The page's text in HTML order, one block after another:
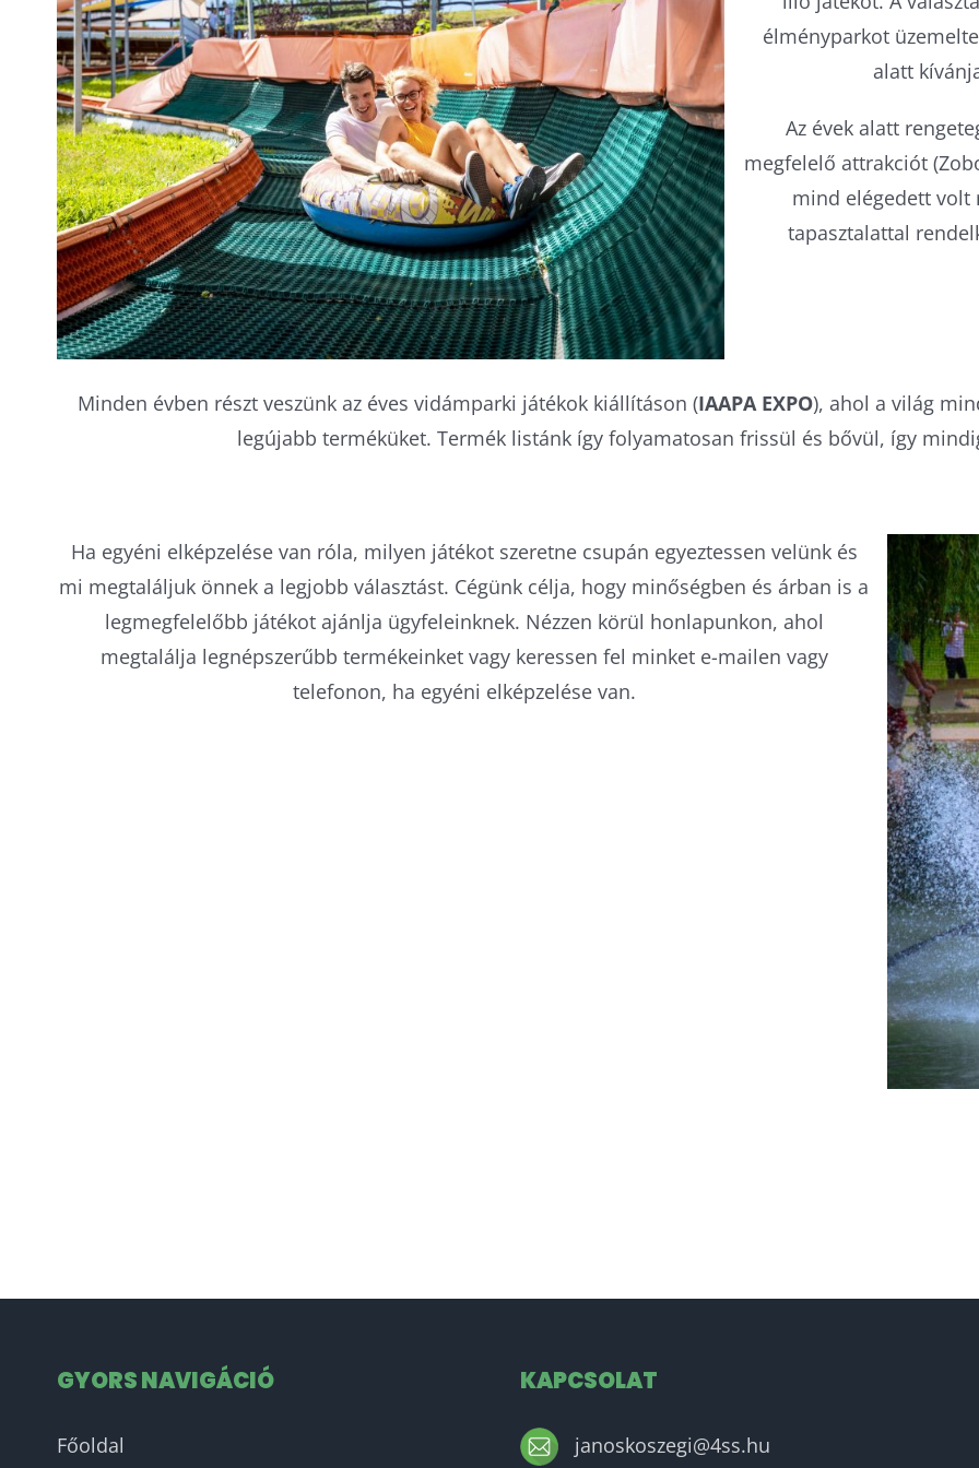
élményparkot
alatt
Az évek alatt
megfelelő attrakciót
mind elégedett volt
tapasztalattal
Minden évben részt veszünk az éves vidámparki játékok kiállításon (IAAPA EXPO), ahol a világ
legújabb terméküket. Termék listánk így folyamatosan frissül és bővül, így
Ha egyéni elképzelése van róla, milyen játékot szeretne csupán egyeztessen velünk és
mi megtaláljuk önnek a legjobb választást. Cégünk célja, hogy minőségben és árban is a
legmegfelelőbb játékot ajánlja ügyfeleinknek. Nézzen körül honlapunkon, ahol
megtalálja legnépszerűbb termékeinket vagy keressen fel minket e-mailen vagy
telefonon, ha egyéni elképzelése van.
GYORS NAVIGÁCIÓ
Főoldal
KAPCSOLAT
janoskoszegi@4ss.hu